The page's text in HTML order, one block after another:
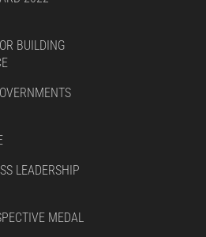
BUILDING
LEADERSHIP
MEDAL